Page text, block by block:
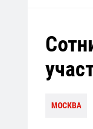
МОСКВА